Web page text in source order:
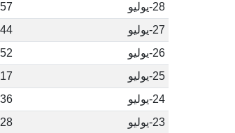
28-يوليو
79.57
27-يوليو
79.44
26-يوليو
79.52
25-يوليو
79.17
24-يوليو
79.36
23-يوليو
79.28